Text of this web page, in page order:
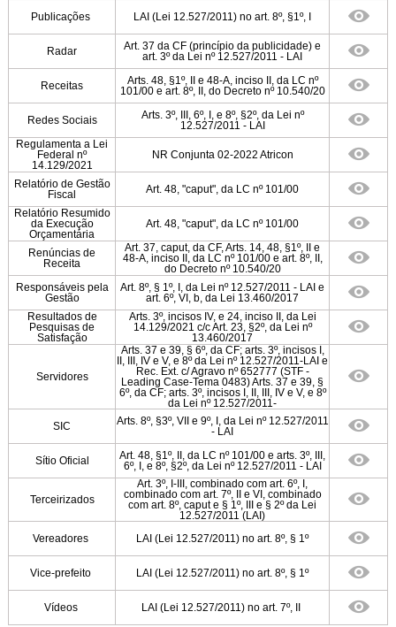
Publicações LAI (Lei 12.527/2011) no art. 8º, §1º, I
Radar
Art. 37 da CF (princípio da publicidade) e
art. 3º da Lei nº 12.527/2011 - LAI
Receitas
Arts. 48, §1º, II e 48-A, inciso II, da LC nº
101/00 e art. 8º, II, do Decreto nº 10.540/20
Redes Sociais
Arts. 3º, III, 6º, I, e 8º, §2º, da Lei nº
12.527/2011 - LAI
Regulamenta a Lei
Federal nº
14.129/2021
NR Conjunta 02-2022 Atricon
Relatório de Gestão
Fiscal
Art. 48, "caput", da LC nº 101/00
Relatório Resumido
da Execução
Orçamentária
Art. 48, "caput", da LC nº 101/00
Renúncias de
Receita
Art. 37, caput, da CF, Arts. 14, 48, §1º, II e
48-A, inciso II, da LC nº 101/00 e art. 8º, II,
do Decreto nº 10.540/20
Responsáveis pela
Gestão
Art. 8º, § 1º, I, da Lei nº 12.527/2011 - LAI e
art. 6º, VI, b, da Lei 13.460/2017
Resultados de
Pesquisas de
Satisfação
Arts. 3º, incisos IV, e 24, inciso II, da Lei
14.129/2021 c/c Art. 23, §2º, da Lei nº
13.460/2017
Servidores
Arts. 37 e 39, § 6º, da CF; arts. 3º, incisos I,
II, III, IV e V, e 8º da Lei nº 12.527/2011-LAI e
Rec. Ext. c/ Agravo nº 652777 (STF -
Leading Case-Tema 0483) Arts. 37 e 39, §
6º, da CF; arts. 3º, incisos I, II, III, IV e V, e 8º
da Lei nº 12.527/2011-
SIC
Arts. 8º, §3º, VII e 9º, I, da Lei nº 12.527/2011
- LAI
Sítio Oficial
Art. 48, §1º, II, da LC nº 101/00 e arts. 3º, III,
6º, I, e 8º, §2º, da Lei nº 12.527/2011 - LAI
Terceirizados
Art. 3º, I-III, combinado com art. 6º, I,
combinado com art. 7º, II e VI, combinado
com art. 8º, caput e § 1º, III e § 2º da Lei
12.527/2011 (LAI)
Vereadores
LAI (Lei 12.527/2011) no art. 8º, § 1º
Vice-prefeito LAI (Lei 12.527/2011) no art. 8º, § 1º
Vídeos LAI (Lei 12.527/2011) no art. 7º, II